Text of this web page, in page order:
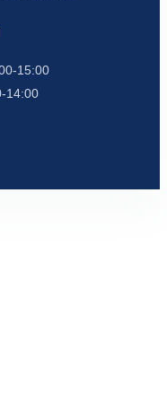
15:00
14:00